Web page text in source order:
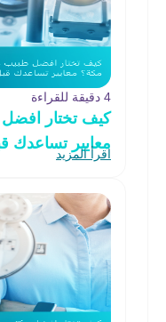
4 دقيقة للقراءة
كيف تختار
معايير تساعدك
اقرأ المزيد